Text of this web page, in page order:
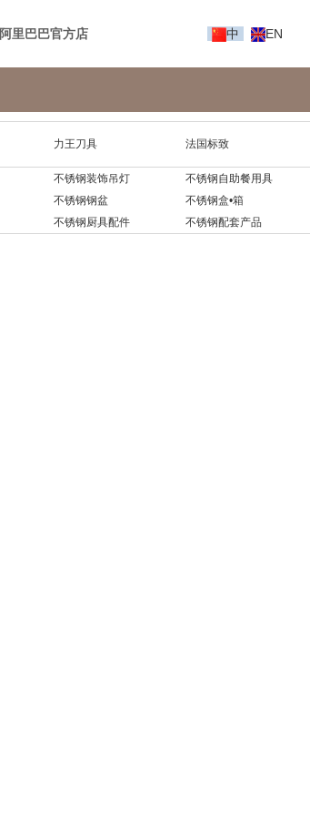
阿里巴巴官方店 中 EN
力王刀具 法国标致
不锈钢装饰吊灯
不锈钢自助餐用具
不锈钢钢盆
不锈钢盒•箱
不锈钢厨具配件 不锈钢配套产品